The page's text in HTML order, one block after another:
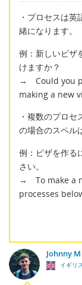
・プロセスは
緒になります。
例：新しいビザ
けますか？
→ Could you
making a new
・複数のプロ
の場合のスペル
例：ビザを作る
さい。
→ To make a
processes
Johnny M
イギリ